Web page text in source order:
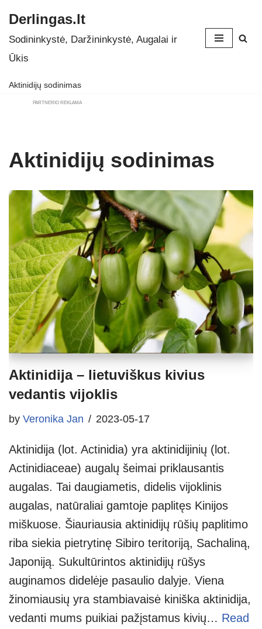
Skip
to
Derlingas.lt
Sodininkystė, Daržininkystė, Augalai ir
Ūkis
Aktinidijų sodinimas
PARTNERIO REKLAMA
Aktinidijų sodinimas
Aktinidija – lietuviškus kivius
vedantis vijoklis
by Veronika Jan 2023-05-17
Aktinidija (lot. Actinidia) yra aktinidijinių (lot.
Actinidiaceae) augalų šeimai priklausantis
augalas. Tai daugiametis, didelis vijoklinis
augalas, natūraliai gamtoje paplitęs Kinijos
miškuose. Šiauriausia aktinidijų rūšių paplitimo
riba siekia pietrytinę Sibiro teritoriją, Sachaliną,
Japoniją. Sukultūrintos aktinidijų rūšys
auginamos didelėje pasaulio dalyje. Viena
žinomiausių yra stambiavaisė kiniška aktinidija,
vedanti mums puikiai pažįstamus kivių… Read